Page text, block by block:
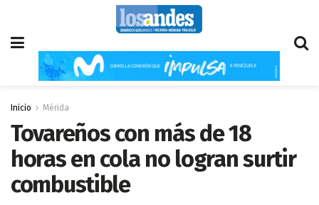
Inicio Mérida
Tovareños con más de 18
horas en cola no logran surtir
combustible